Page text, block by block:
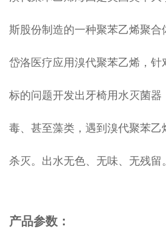
斯股份制造的一种聚苯乙烯聚合
岱洛医疗应用溴代聚苯乙烯，针
标的问题开发出牙椅用水灭菌器
毒、甚至藻类，遇到溴代聚苯乙
杀灭。出水无色、无味、无残留。
产品参数：